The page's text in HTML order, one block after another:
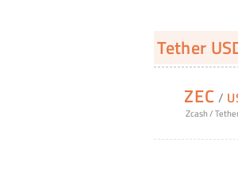
Tether
ZEC /
Zcash/